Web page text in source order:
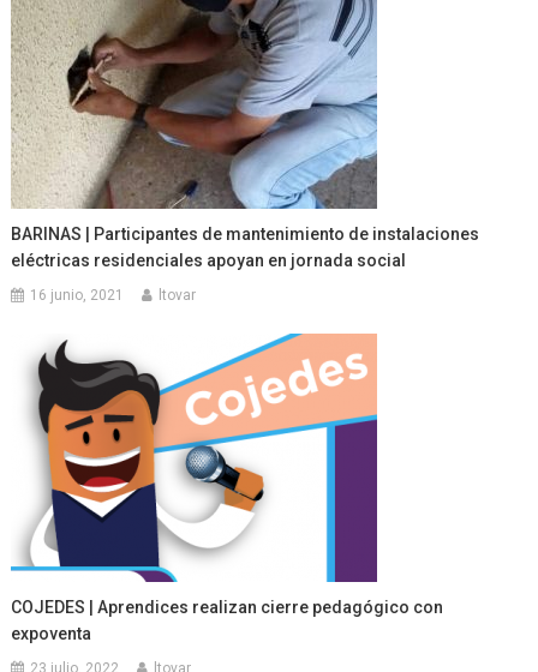
BARINAS | Participantes de mantenimiento de instalaciones
eléctricas residenciales apoyan en jornada social
16 junio, 2021 ltovar
COJEDES | Aprendices realizan cierre pedagógico con
expoventa
23 julio, 2022 ltovar